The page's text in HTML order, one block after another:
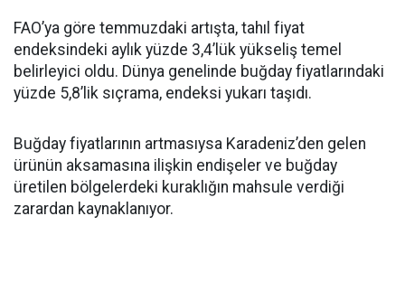
FAO’ya göre temmuzdaki artışta, tahıl fiyat
endeksindeki aylık yüzde 3,4’lük yükseliş temel
belirleyici oldu. Dünya genelinde buğday fiyatlarındaki
yüzde 5,8’lik sıçrama, endeksi yukarı taşıdı.
Buğday fiyatlarının artmasıysa Karadeniz’den gelen
ürünün aksamasına ilişkin endişeler ve buğday
üretilen bölgelerdeki kuraklığın mahsule verdiği
zarardan kaynaklanıyor.